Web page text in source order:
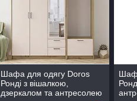
Шафа для одягу Doros
Ронді з вішалкою,
дзеркалом та антресолею